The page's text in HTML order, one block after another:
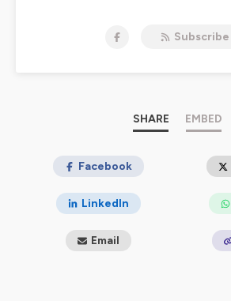
Subscribe
SHARE EMBED
Facebook
LinkedIn
Email